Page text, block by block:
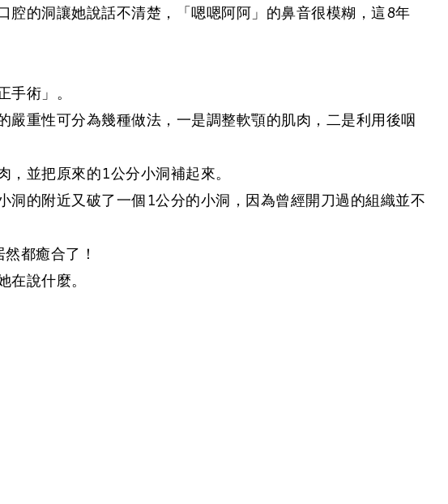
的洞讓她說話不清楚，「嗯嗯阿阿」的鼻音很模糊，這8年
術」。
嚴重性可分為幾種做法，一是調整軟顎的肌肉，二是利用後咽
並把原來的1公分小洞補起來。
的附近又破了一個1公分的小洞，因為曾經開刀過的組織並不
都癒合了！
說什麼。